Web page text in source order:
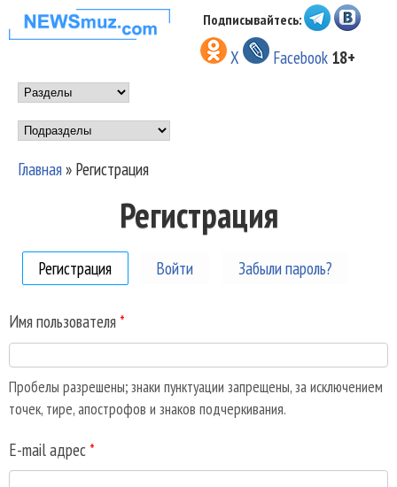
Перейти к основному
содержанию
НОВОСТИ
МУЗЫКИ И
ШОУ БИЗНЕСА
NEWSMUZ.COM
Подписывайтесь:
X Facebook 18+
Main menu
Подразделы
Главная» Регистрация
Регистрация
Регистрация (активная вкладка)
Войти Забыли пароль?
Имя пользователя *
Пробелы разрешены; знаки пунктуации запрещены, за исключением
точек, тире, апострофов и знаков подчеркивания.
E-mail адрес *